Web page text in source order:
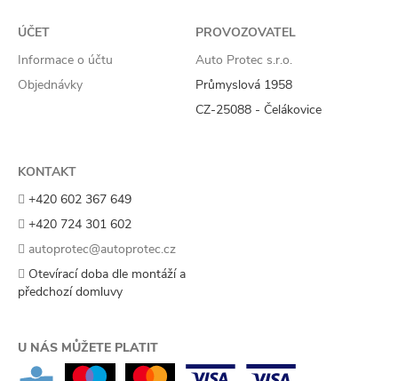
ÚČET
Informace o účtu
Objednávky
PROVOZOVATEL
Auto Protec s.r.o.
Průmyslová 1958
CZ-25088 - Čelákovice
KONTAKT
+420 602 367 649
+420 724 301 602
autoprotec@autoprotec.cz
Otevírací doba dle montáží a
předchozí domluvy
U NÁS MŮŽETE PLATIT